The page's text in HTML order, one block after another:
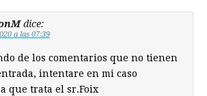
dice:
a las 07:39
de los comentarios que no tienen
intentare en mi caso
que trata el sr.Foix